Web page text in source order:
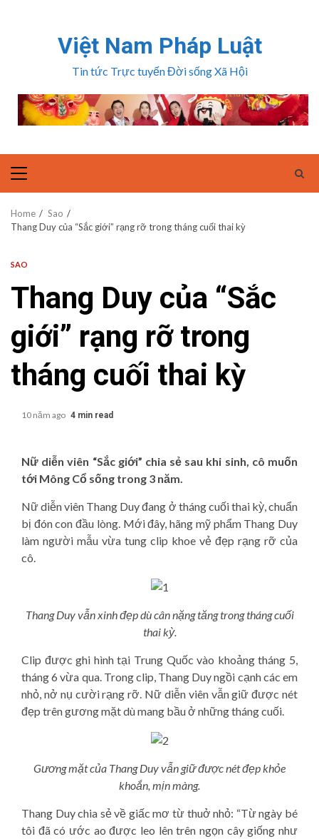
Việt Nam Pháp Luật
Tin tức Trực tuyến Đời sống Xã Hội
Primary
Menu
Home
Sao
Thang Duy của “Sắc giới” rạng rỡ trong tháng cuối thai kỳ
SAO
Thang Duy của “Sắc
giới” rạng rỡ trong
tháng cuối thai kỳ
10 năm ago 4 min read
Nữ diễn viên “Sắc giới” chia sẻ sau khi sinh, cô muốn
tới Mông Cổ sống trong 3 năm.
Nữ diễn viên Thang Duy đang ở tháng cuối thai kỳ, chuẩn
bị đón con đầu lòng. Mới đây, hãng mỹ phẩm Thang Duy
làm người mẫu vừa tung clip khoe vẻ đẹp rạng rỡ của
cô.
Thang Duy vẫn xinh đẹp dù cân nặng tăng trong tháng cuối
thai kỳ.
Clip được ghi hình tại Trung Quốc vào khoảng tháng 5,
tháng 6 vừa qua. Trong clip, Thang Duy ngồi cạnh các em
nhỏ, nở nụ cười rạng rỡ. Nữ diễn viên vẫn giữ được nét
đẹp trên gương mặt dù mang bầu ở những tháng cuối.
Gương mặt của Thang Duy vẫn giữ được nét đẹp khỏe
khoắn, mịn màng.
Thang Duy chia sẻ về giấc mơ từ thuở nhỏ: “Từ ngày bé
tôi đã có ước ao được leo lên trên ngọn cây giống như